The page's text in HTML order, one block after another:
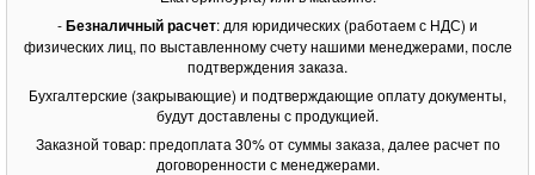
-Безналичный расчет: для юридических (работаем с НДС) и
физических лиц, по выставленному счету нашими менеджерами, после
подтверждения заказа.
Бухгалтерские (закрывающие) и подтверждающие оплату документы,
будут доставлены с продукцией.
Заказной товар: предоплата 30% от суммы заказа, далее расчет по
договоренности с менеджерами.